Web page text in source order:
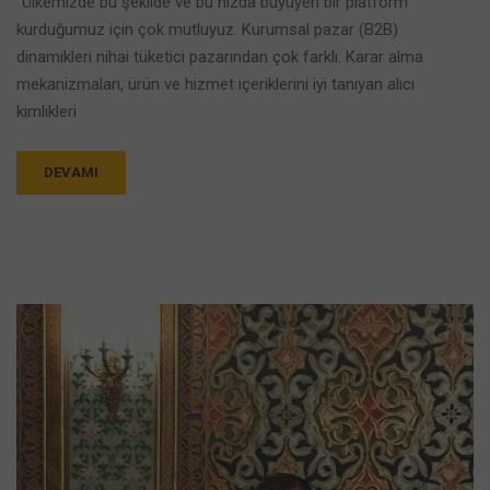
kurduğumuz için çok mutluyuz. Kurumsal pazar (B2B)
dinamikleri nihai tüketici pazarından çok farklı. Karar alma
mekanizmaları, ürün ve hizmet içeriklerini iyi tanıyan alıcı
kimlikleri
DEVAMI